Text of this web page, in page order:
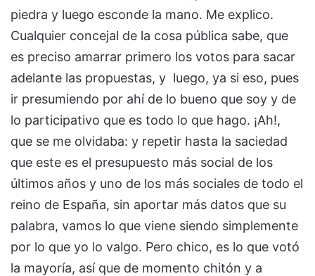
piedra y luego esconde la mano. Me explico.
Cualquier concejal de la cosa pública sabe, que
es preciso amarrar primero los votos para sacar
adelante las propuestas, y luego, ya si eso, pues
ir presumiendo por ahí de lo bueno que soy y de
lo participativo que es todo lo que hago. ¡Ah!,
que se me olvidaba: y repetir hasta la saciedad
que este es el presupuesto más social de los
últimos años y uno de los más sociales de todo el
reino de España, sin aportar más datos que su
palabra, vamos lo que viene siendo simplemente
por lo que yo lo valgo. Pero chico, es lo que votó
la mayoría, así que de momento chitón y a